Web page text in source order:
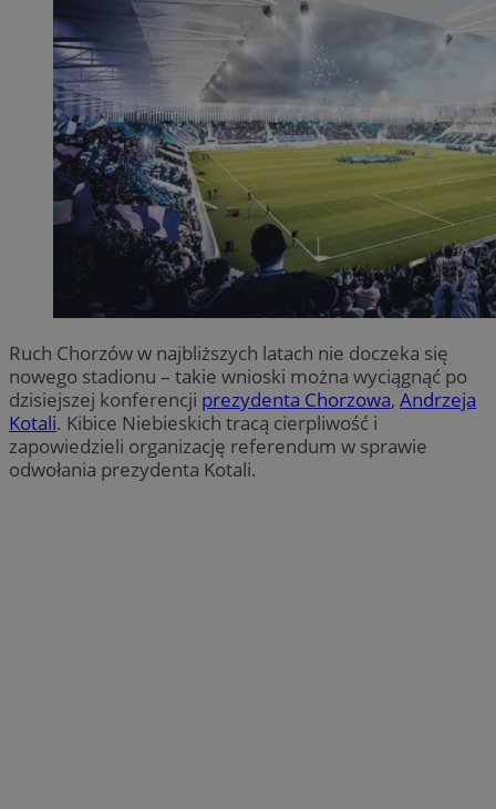
Ruch Chorzów w najbliższych latach nie doczeka się
nowego stadionu – takie wnioski można wyciągnąć po
dzisiejszej konferencji prezydenta Chorzowa, Andrzeja
Kotali. Kibice Niebieskich tracą cierpliwość i
zapowiedzieli organizację referendum w sprawie
odwołania prezydenta Kotali.